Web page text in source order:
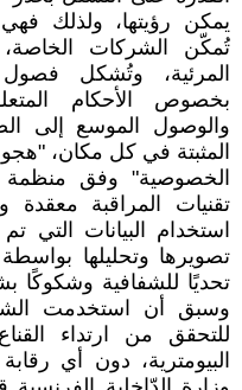
يمكن رؤيتها، ولذلك
تُمكّن الشركات الخاصة،
بخصوص الأحكام
والوصول الموسع إلى
المثبتة في كل مكان،
الخصوصية" وفق منظمة
تقنيات المراقبة
استخدام البيانات التي
تصويرها وتحليلها
تحديًا للشفافية وشكوكًا
وسبق أن استخدمت
للتحقق من ارتداء
البيومترية، دون أي